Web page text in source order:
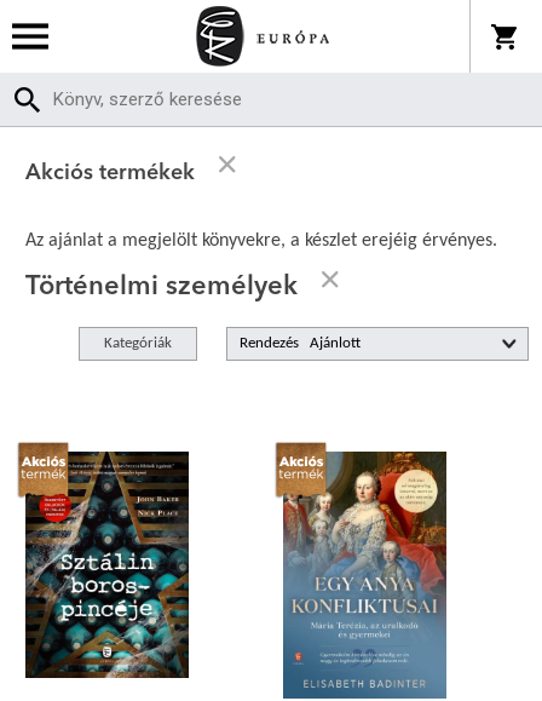
Akciós termékek
Az ajánlat a megjelölt könyvekre, a készlet erejéig érvényes.
Történelmi személyek
Kategóriák Rendezés